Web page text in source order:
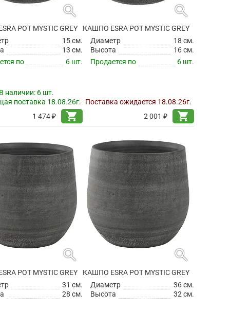
search
POT MYSTIC GREY
15 см.
13 см.
по
6 шт.
наличии: 6 шт.
поставка 18.08.26г.
1 474 ₽
shopping_cart
search
КАШПО ESRA POT MYSTIC GREY
Диаметр
18 см.
Высота
16 см.
Продается по
6 шт.
Поставка ожидается 18.08.26г.
2 001 ₽
shopping_cart
search
POT MYSTIC GREY
31 см.
28 см.
search
КАШПО ESRA POT MYSTIC GREY
Диаметр
36 см.
Высота
32 см.